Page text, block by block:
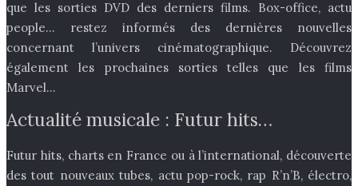
que les sorties DVD des derniers films. Box-office, actu
people… restez informés des dernières nouvelles
concernant l’univers cinématographique. Découvrez
également les prochaines sorties telles que les films
Marvel…
Actualité musicale : Futur hits…
Futur hits, charts en France ou à l’international, découverte
des tout nouveaux tubes, actu pop-rock, rap R’n’B, électro,